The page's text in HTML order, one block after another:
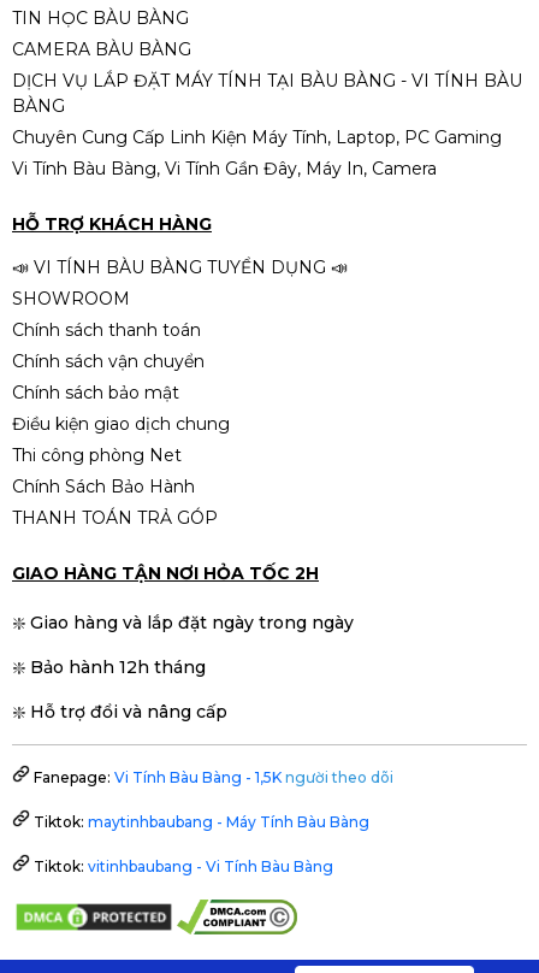
-20%
M-ATX/ITX, Kèm sẵn 3 fan, Đen
790.000đ
TIN HỌC BÀU BÀNG
CAMERA BÀU BÀNG
DỊCH VỤ LẮP ĐẶT MÁY TÍNH TẠI BÀU BÀNG - VI TÍNH BÀU
BÀNG
Chuyên Cung Cấp Linh Kiện Máy Tính, Laptop, PC Gaming
Vi Tính Bàu Bàng, Vi Tính Gần Đây, Máy In, Camera
HỖ TRỢ KHÁCH HÀNG
📣 VI TÍNH BÀU BÀNG TUYỂN DỤNG 📣
SHOWROOM
Chính sách thanh toán
Chính sách vận chuyển
Chính sách bảo mật
Điều kiện giao dịch chung
Thi công phòng Net
Chính Sách Bảo Hành
THANH TOÁN TRẢ GÓP
GIAO HÀNG TẬN NƠI HỎA TỐC 2H
❇️ Giao hàng và lắp đặt ngày trong ngày
❇️ Bảo hành 12h tháng
❇️ Hỗ trợ đổi và nâng cấp
Fanepage: Vi Tính Bàu Bàng - 1,5K người theo dõi
Tiktok: maytinhbaubang - Máy Tính Bàu Bàng
Tiktok: vitinhbaubang - Vi Tính Bàu Bàng